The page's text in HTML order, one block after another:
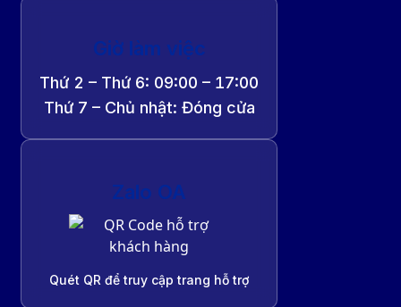
Giờ làm việc
Thứ 2 – Thứ 6: 09:00 – 17:00
Thứ 7 – Chủ nhật: Đóng cửa
Zalo OA
Quét QR để truy cập trang hỗ trợ